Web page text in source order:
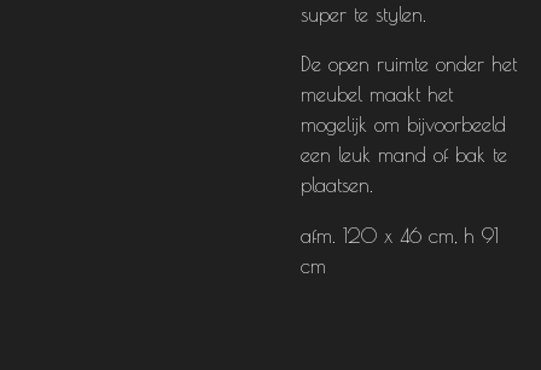
super te stylen.
De open ruimte onder het
meubel maakt het
mogelijk om bijvoorbeeld
een leuk mand of bak te
plaatsen.
afm. 120 x 46 cm, h 91
cm